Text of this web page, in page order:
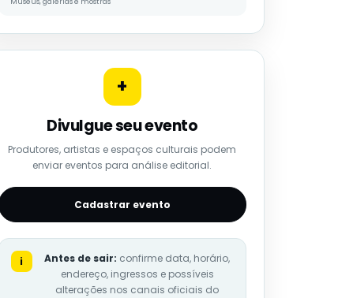
+
Divulgue seu evento
Produtores, artistas e espaços culturais podem
enviar eventos para análise editorial.
Cadastrar evento
i Antes de sair: confirme data, horário,
endereço, ingressos e possíveis
alterações nos canais oficiais do